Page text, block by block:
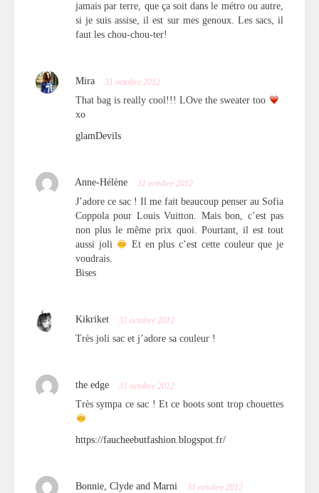
jamais par terre, que ça soit dans le métro ou autre,
si je suis assise, il est sur mes genoux. Les sacs, il
faut les chou-chou-ter!
Mira 31 octobre 2012
That bag is really cool!!! LOve the sweater too
xo
glamDevils
Anne-Hélène 31 octobre 2012
J’adore ce sac ! Il me fait beaucoup penser au Sofia
Coppola pour Louis Vuitton. Mais bon, c’est pas
non plus le même prix quoi. Pourtant, il est tout
aussi joli
Et en plus c’est cette couleur que je
voudrais.
Bises
Kikriket 31 octobre 2012
Très joli sac et j’adore sa couleur !
the edge 31 octobre 2012
Très sympa ce sac ! Et ce boots sont trop chouettes
https://faucheebutfashion.blogspot.fr/
Bonnie, Clyde and Marni 31 octobre 2012